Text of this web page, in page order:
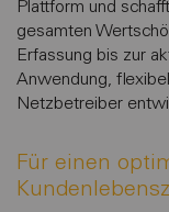
Plattform und
gesamten
Erfassung bis zur
Anwendung,
Netzbetreiber
Für einen